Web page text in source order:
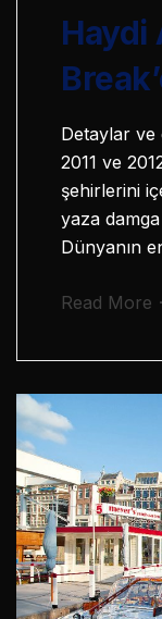
Haydi
Detaylar ve
2011 ve
şehirlerini
yaza
Dünyanın
Read More